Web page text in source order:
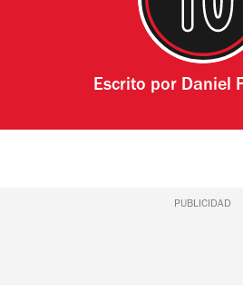
Escrito por Daniel
PUBLICIDAD